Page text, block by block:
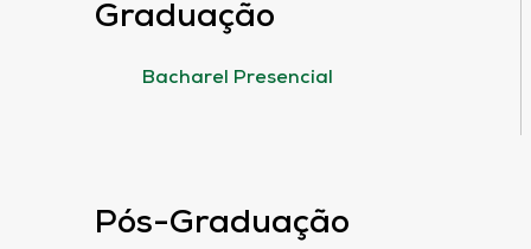
Graduação
Bacharel Presencial
Pós-Graduação